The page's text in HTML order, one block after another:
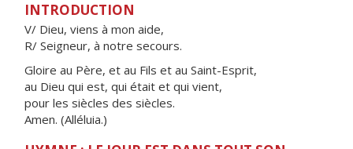
INTRODUCTION
V/ Dieu, viens à mon aide,
R/ Seigneur, à notre secours.
Gloire au Père, et au Fils et au Saint-Esprit,
au Dieu qui est, qui était et qui vient,
pour les siècles des siècles.
Amen. (Alléluia.)